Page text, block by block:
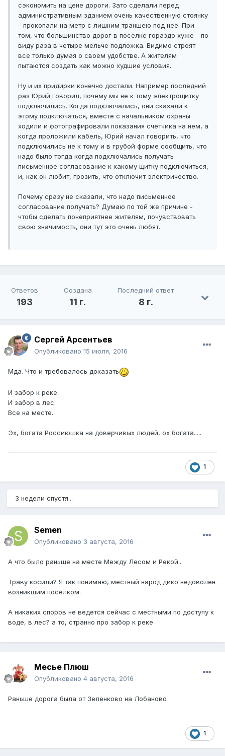
сэкономить на цене дороги. Зато сделали перед
административным зданием очень качественную стоянку
- прокопали на метр с лишним траншею под нее. При
том, что большинство дорог в поселке гораздо хуже - по
виду раза в четыре мельче подложка. Видимо строят
все только думая о своем удобстве. А жителям
пытаются создать как можно худшие условия.
Ну и их придирки конечно достали. Например последний
раз Юрий говорил, почему мы не к тому электрощитку
подключились. Когда подключались, они сказали к
этому подключаться, вместе с начальником охраны
ходили и фотографировали показания счетчика на нем, а
когда проложили кабель, Юрий начал говорить, что
подключились не к тому и в грубой форме сообщить, что
надо было тогда когда подключались получать
письменное согласование к какому щитку подключиться,
и, как он любит, грозить, что отключит электричество.
Почему сразу не сказали, что надо письменное
согласование получать? Думаю по той же причине -
чтобы сделать понеприятнее жителям, почувствовать
свою значимость, они тут это очень любят.
Ответов
193
Создана
11 г.
Последний ответ
8 г.
Сергей Арсентьев
Опубликовано 15 июля, 2016
Мда. Что и требовалось доказать
И забор к реке.
И забор в лес.
Все на месте.
Эх, богата Россиюшка на доверчивых людей, ох богата.....
1
3 недели спустя...
Semen
Опубликовано 3 августа, 2016
А что было раньше на месте Между Лесом и Рекой..
Траву косили? Я так понимаю, местный народ дико недоволен
возникшим поселком.
А никаких споров не ведется сейчас с местными по доступу к
воде, в лес? а то, странно про забор к реке
Месье Плюш
Опубликовано 4 августа, 2016
Раньше дорога была от Зеленково на Лобаново
1